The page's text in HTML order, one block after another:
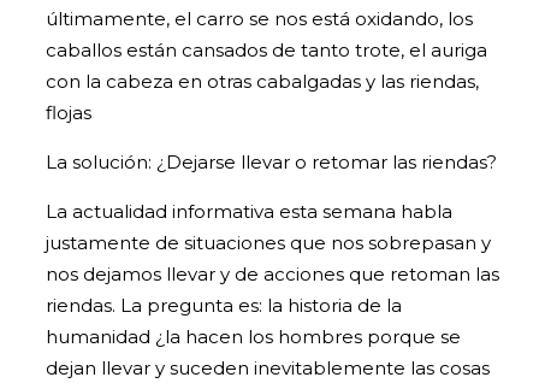
últimamente, el carro se nos está oxidando, los
caballos están cansados de tanto trote, el auriga
con la cabeza en otras cabalgadas y las riendas,
flojas
La solución: ¿Dejarse llevar o retomar las riendas?
La actualidad informativa esta semana habla
justamente de situaciones que nos sobrepasan y
nos dejamos llevar y de acciones que retoman las
riendas. La pregunta es: la historia de la
humanidad ¿la hacen los hombres porque se
dejan llevar y suceden inevitablemente las cosas